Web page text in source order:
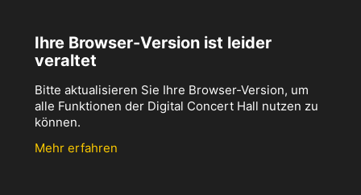
Ihre Browser-Version ist leider
veraltet
Bitte aktualisieren Sie Ihre Browser-Version, um
alle Funktionen der Digital Concert Hall nutzen zu
können.
Mehr erfahren